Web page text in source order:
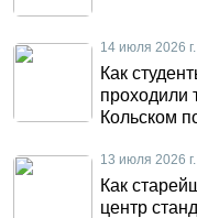
14 июля 2026
Как
проходили
Кольском
13 июля 2026
Как
центр